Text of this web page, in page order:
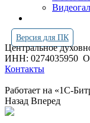
Версия для ПК
Центральное
ИНН: 0274035950
Контакты
Работает на «1С-
Назад Вперед